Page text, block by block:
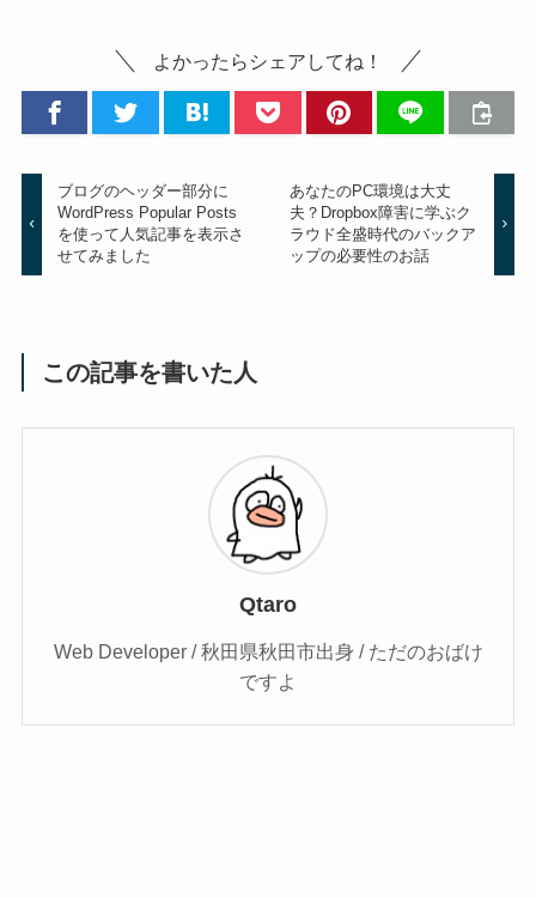
よかったらシェアしてね！
ブログのヘッダー部分に
WordPress Popular Posts
を使って人気記事を表示さ
せてみました
あなたのPC環境は大丈
夫？Dropbox障害に学ぶク
ラウド全盛時代のバックア
ップの必要性のお話
この記事を書いた人
Qtaro
Web Developer / 秋田県秋田市出身 / ただのおばけ
ですよ